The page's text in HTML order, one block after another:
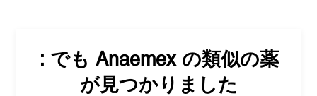
: でも Anaemexの類似の薬
が見つかりました